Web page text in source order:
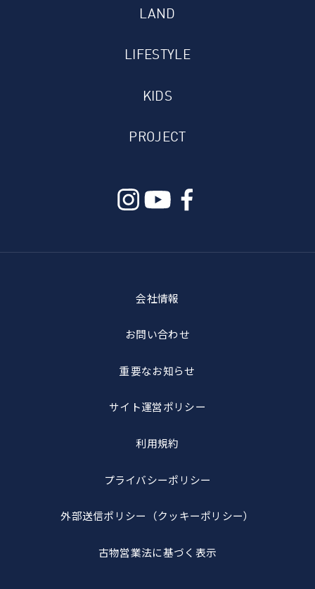
LAND
LIFESTYLE
KIDS
PROJECT
会社情報
お問い合わせ
重要なお知らせ
サイト運営ポリシー
利用規約
プライバシーポリシー
外部送信ポリシー （クッキーポリシー）
古物営業法に基づく表示